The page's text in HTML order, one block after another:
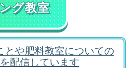
グ教室
とや肥料教室についての
配信しています